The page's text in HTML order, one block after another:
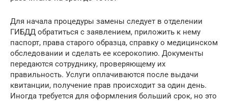
Для начала процедуры замены следует в отделении
ГИБДД обратиться с заявлением, приложить к нему
паспорт, права старого образца, справку о медицинском
обследовании и сделать ее ксерокопию. Документы
передаются сотруднику, проверяющему их
правильность. Услуги оплачиваются после выдачи
квитанции, получение прав происходит за один день.
Иногда требуется для оформления больший срок, но это